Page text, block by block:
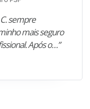
sempre
mais seguro
Após o…”